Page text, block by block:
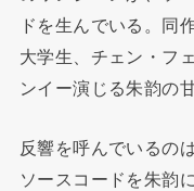
ドを生んでいる。同
大学生、チェン・フ
ンイー演じる朱韵の
反響を呼んでいるの
ソースコードを朱韵